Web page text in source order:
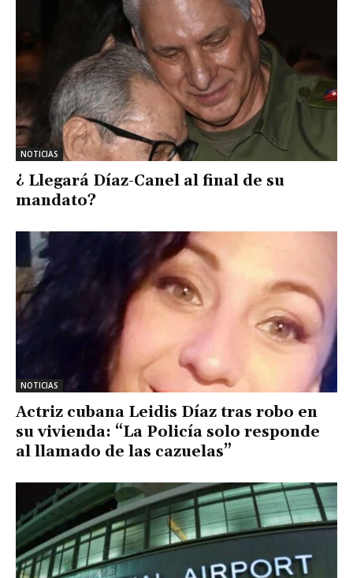
NOTICIAS
¿ Llegará Díaz-Canel al final de su
mandato?
NOTICIAS
Actriz cubana Leidis Díaz tras robo en
su vivienda: “La Policía solo responde
al llamado de las cazuelas”